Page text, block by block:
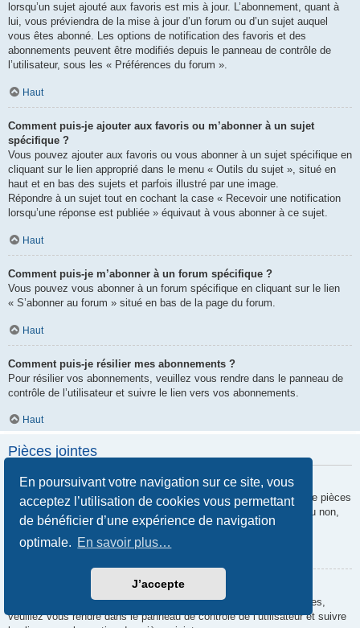
En poursuivant votre navigation sur ce site, vous
acceptez l’utilisation de cookies vous permettant
de bénéficier d’une expérience de navigation
optimale. En savoir plus…
J’accepte
lorsqu’un sujet ajouté aux favoris est mis à jour. L’abonnement, quant à
lui, vous préviendra de la mise à jour d’un forum ou d’un sujet auquel
vous êtes abonné. Les options de notification des favoris et des
abonnements peuvent être modifiés depuis le panneau de contrôle de
l’utilisateur, sous les « Préférences du forum ».
Haut
Comment puis-je ajouter aux favoris ou m’abonner à un sujet
spécifique ?
Vous pouvez ajouter aux favoris ou vous abonner à un sujet spécifique en
cliquant sur le lien approprié dans le menu « Outils du sujet », situé en
haut et en bas des sujets et parfois illustré par une image.
Répondre à un sujet tout en cochant la case « Recevoir une notification
lorsqu’une réponse est publiée » équivaut à vous abonner à ce sujet.
Haut
Comment puis-je m’abonner à un forum spécifique ?
Vous pouvez vous abonner à un forum spécifique en cliquant sur le lien
« S’abonner au forum » situé en bas de la page du forum.
Haut
Comment puis-je résilier mes abonnements ?
Pour résilier vos abonnements, veuillez vous rendre dans le panneau de
contrôle de l’utilisateur et suivre le lien vers vos abonnements.
Haut
Pièces jointes
Quelles pièces jointes sont autorisées sur ce forum ?
Chaque administrateur peut autoriser ou interdire certains types de pièces
jointes. Si vous n’êtes pas certain de savoir ce qui est autorisé ou non,
nous vous invitons à contacter un administrateur du forum.
Comment puis-je retrouver toutes mes pièces jointes ?
Pour retrouver la liste des pièces jointes que vous avez transférées,
veuillez vous rendre dans le panneau de contrôle de l’utilisateur et suivre